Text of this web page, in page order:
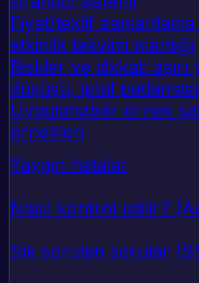
Fiyat/teklif
etkinlik takvimi mantığı
Riskler ve dikkat:
düşüşü, iptal patlaması
Uygulanabilir örnek
örnekleri
Yaygın hatalar
Nasıl kontrol edilir?
Sık sorulan sorular